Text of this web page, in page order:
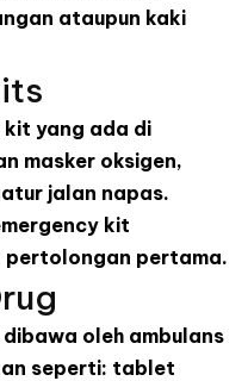
ataupun kaki
kit yang ada di
masker oksigen,
jalan napas.
kit
pertolongan pertama.
oleh ambulans
seperti: tablet